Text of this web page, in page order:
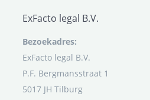
ExFacto legal B.V.
Bezoekadres:
ExFacto legal B.V.
P.F. Bergmansstraat 1
5017 JH Tilburg